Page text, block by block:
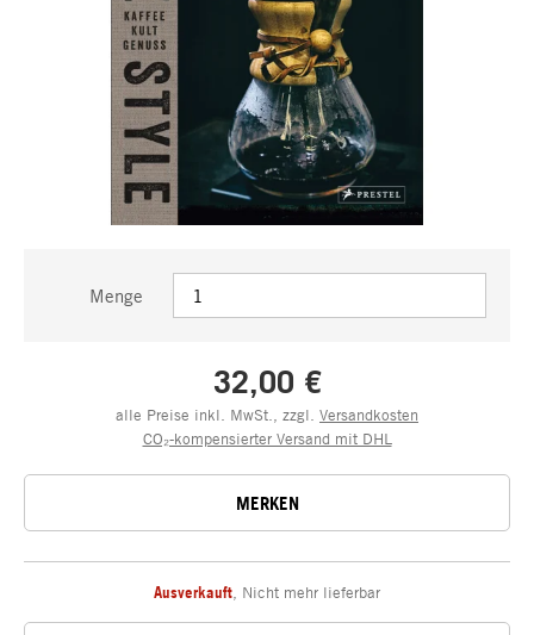
Menge
32,00 €
alle Preise inkl. MwSt., zzgl. Versandkosten
CO₂-kompensierter Versand mit DHL
MERKEN
Ausverkauft Nicht mehr lieferbar